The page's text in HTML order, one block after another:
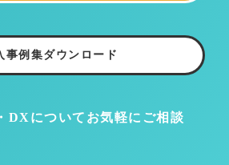
DXについて お気軽にご相談
事例集ダウンロード